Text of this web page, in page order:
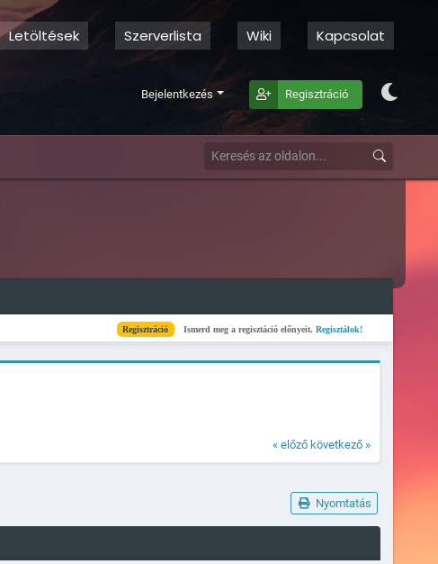
Letöltések Szerverlista Wiki Kapcsolat
Bejelentkezés Regisztráció
Regisztráció Ismerd meg a regisztáció előnyeit.Regisztálok! Kész
« előző következő »
Nyomtatás